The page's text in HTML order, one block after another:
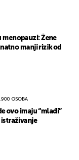
menopauzi: Žene
manji rizik od
OSOBA
ovo imaju “mlađi”